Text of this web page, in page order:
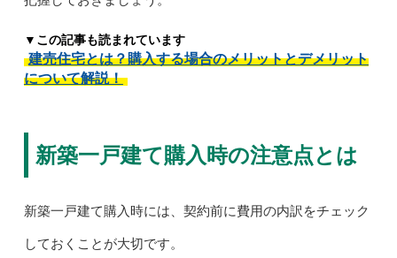
▼この記事も読まれています
建売住宅とは？購入する場合のメリットとデメリット
について解説！
新築一戸建て購入時の注意点とは
新築一戸建て購入時には、契約前に費用の内訳をチェック
しておくことが大切です。